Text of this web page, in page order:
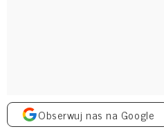
Obserwuj nas na Google